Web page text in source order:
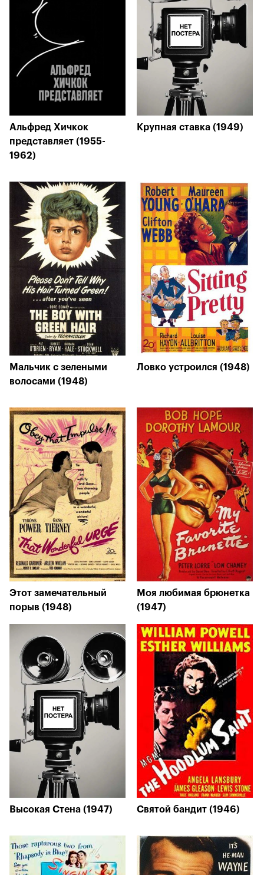
Альфред Хичкок
представляет (1955-
1962)
Крупная ставка (1949)
Мальчик с зелеными
волосами (1948)
Ловко устроился (1948)
Этот замечательный
порыв (1948)
Моя любимая брюнетка
(1947)
Высокая Стена (1947) Святой бандит (1946)